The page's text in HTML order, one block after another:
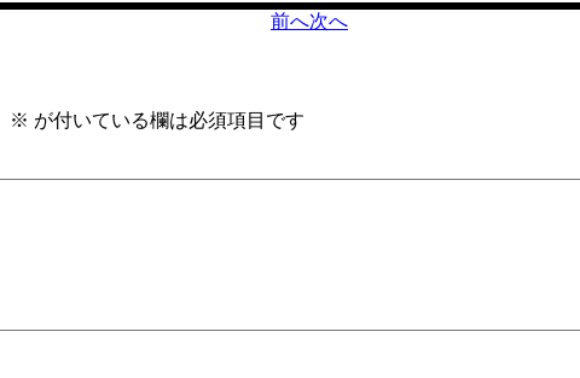
前へ次へ
※ が付いている欄は必須項目です